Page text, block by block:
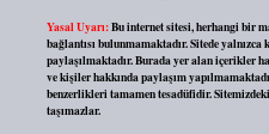
Yasal Uyarı:Bu internet sitesi, herhangi bir
bağlantısı bulunmamaktadır. Sitede yalnızca
paylaşılmaktadır. Burada yer alan içerikler
ve kişiler hakkında paylaşım
benzerlikleri tamamen tesadüfidir.
taşımazlar.